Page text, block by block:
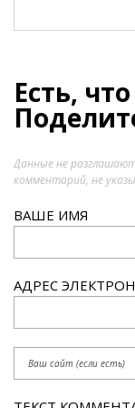
Есть,
Данные не
комментарий, не
ВАШЕ ИМЯ
АДРЕС